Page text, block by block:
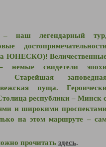
– наш легендарный
ЮНЕСКО)!
свидетели
Старейшая
пуща.
республики – Минск
и широкими
на этом маршруте –
прочитать здесь.